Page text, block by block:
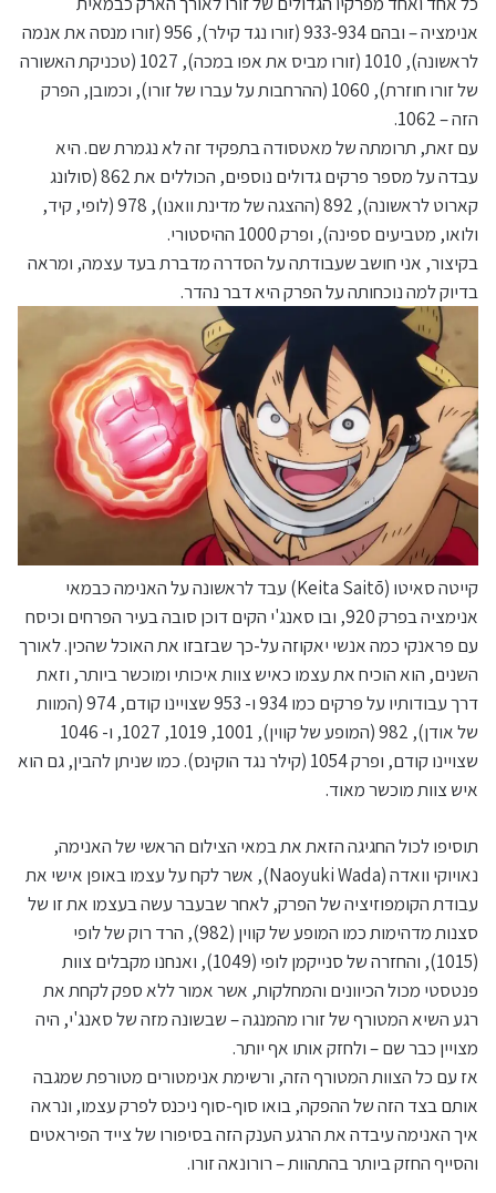
אנימציה – ובהם 933-934 (זורו נגד קילר), 956 (זורו מנסה את אנמה
לראשונה), 1010 (זורו מביס את אפו במכה), 1027 (טכניקת האשורה
של זורו חוזרת), 1060 (ההרחבות על עברו של זורו), וכמובן, הפרק
הזה – 1062.
עם זאת, תרומתה של מאטסודה בתפקיד זה לא נגמרת שם. היא
עבדה על מספר פרקים גדולים נוספים, הכוללים את 862 (סולונג
קארוט לראשונה), 892 (ההצגה של מדינת וואנו), 978 (לופי, קיד,
ולואו, מטביעים ספינה), ופרק 1000 ההיסטורי.
בקיצור, אני חושב שעבודתה על הסדרה מדברת בעד עצמה, ומראה
בדיוק למה נוכחותה על הפרק היא דבר נהדר.
קייטה סאיטו (Keita Saitō) עבד לראשונה על האנימה כבמאי
אנימציה בפרק 920, ובו סאנג'י הקים דוכן סובה בעיר הפרחים וכיסח
עם פראנקי כמה אנשי יאקוזה על-כך שבזבזו את האוכל שהכין. לאורך
השנים, הוא הוכיח את עצמו כאיש צוות איכותי ומוכשר ביותר, וזאת
דרך עבודותיו על פרקים כמו 934 ו- 953 שצויינו קודם, 974 (המוות
של אודן), 982 (המופע של קווין), 1001, 1019, 1027, ו- 1046
שצויינו קודם, ופרק 1054 (קילר נגד הוקינס). כמו שניתן להבין, גם הוא
איש צוות מוכשר מאוד.
תוסיפו לכול החגיגה הזאת את במאי הצילום הראשי של האנימה,
נאויוקי וואדה (Naoyuki Wada), אשר לקח על עצמו באופן אישי את
עבודת הקומפוזיציה של הפרק, לאחר שבעבר עשה בעצמו את זו של
סצנות מדהימות כמו המופע של קווין (982), הרד רוק של לופי
(1015), והחזרה של סנייקמן לופי (1049), ואנחנו מקבלים צוות
פנטסטי מכול הכיוונים והמחלקות, אשר אמור ללא ספק לקחת את
רגע השיא המטורף של זורו מהמנגה – שבשונה מזה של סאנג'י, היה
מצויין כבר שם – ולחזק אותו אף יותר.
אז עם כל הצוות המטורף הזה, ורשימת אנימטורים מטורפת שמגבה
אותם בצד הזה של ההפקה, בואו סוף-סוף ניכנס לפרק עצמו, ונראה
איך האנימה עיבדה את הרגע הענק הזה בסיפורו של צייד הפיראטים
והסייף החזק ביותר בהתהוות – רורונאה זורו.